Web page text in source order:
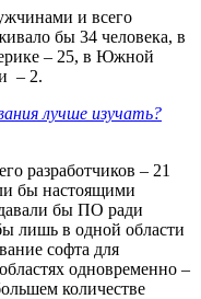
и всего
бы 34 человека, в
– 25, в Южной
– 2.
лучше изучать?
разработчиков – 21
бы настоящими
бы ПО ради
лишь в одной области
софта для
одновременно –
количестве